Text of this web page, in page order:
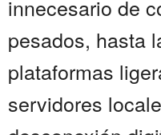
innecesario de
pesados, hasta
plataformas
servidores